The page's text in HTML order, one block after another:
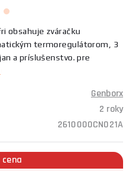
obsahuje zváračku
termoregulátorom, 3
a príslušenstvo. pre
Genborx
2 roky
2610000CN021A